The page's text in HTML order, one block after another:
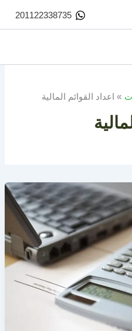
201122338735
اعداد القوائم المالية